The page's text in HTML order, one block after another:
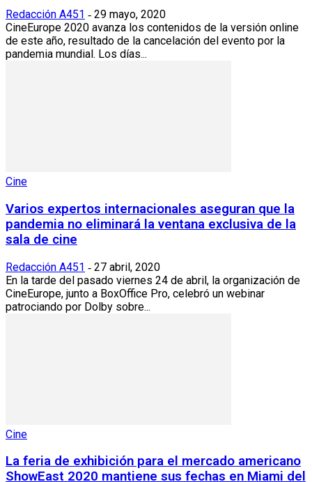
Redacción A451 - 29 mayo, 2020
CineEurope 2020 avanza los contenidos de la versión online
de este año, resultado de la cancelación del evento por la
pandemia mundial. Los días...
Cine
Varios expertos internacionales aseguran que la
pandemia no eliminará la ventana exclusiva de la
sala de cine
Redacción A451 - 27 abril, 2020
En la tarde del pasado viernes 24 de abril, la organización de
CineEurope, junto a BoxOffice Pro, celebró un webinar
patrociando por Dolby sobre...
Cine
La feria de exhibición para el mercado americano
ShowEast 2020 mantiene sus fechas en Miami del